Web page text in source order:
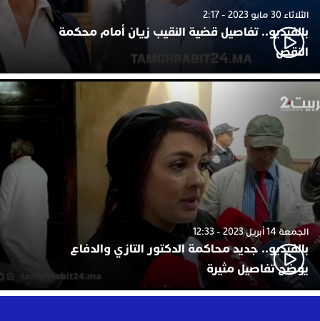
الثلاثاء 30 مايو 2023 - 2:17
بالفيديو.. تفاصيل قضية النقيب زيان أمام محكمة
النقض
الجمعة 14 أبريل 2023 - 12:33
بالفيديو.. جديد محاكمة الدكتور التازي والدفاع
يوضح تفاصيل مثيرة